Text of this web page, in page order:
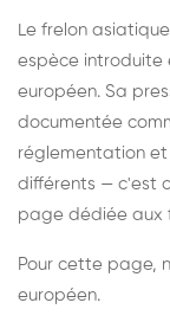
Le frelon asiatique
espèce introduite
européen. Sa
documentée
réglementation
différents — c'est
page dédiée aux
Pour cette page,
européen.